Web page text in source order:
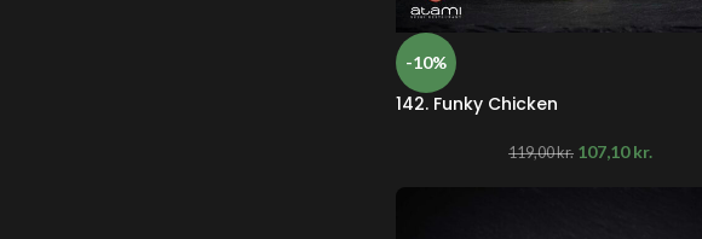
-10%
142. Funky Chicken
119,00kr. 107,10kr.